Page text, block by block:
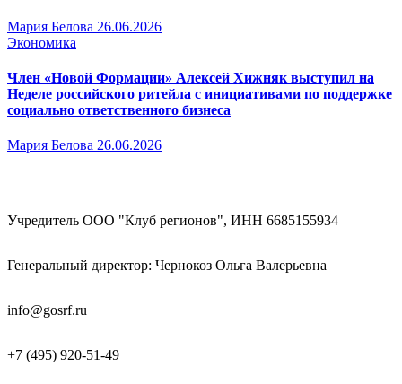
Мария Белова 26.06.2026
Экономика
Член «Новой Формации» Алексей Хижняк выступил на
Неделе российского ритейла с инициативами по поддержке
социально ответственного бизнеса
Мария Белова 26.06.2026
Учредитель ООО "Клуб регионов", ИНН 6685155934
Генеральный директор: Чернокоз Ольга Валерьевна
info@gosrf.ru
+7 (495) 920-51-49